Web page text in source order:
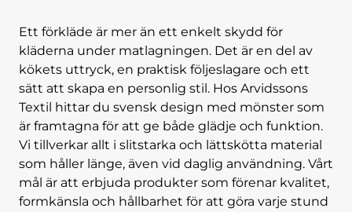
Ett förkläde är mer än ett enkelt skydd för
kläderna under matlagningen. Det är en del av
kökets uttryck, en praktisk följeslagare och ett
sätt att skapa en personlig stil. Hos Arvidssons
Textil hittar du svensk design med mönster som
är framtagna för att ge både glädje och funktion.
Vi tillverkar allt i slitstarka och lättskötta material
som håller länge, även vid daglig användning. Vårt
mål är att erbjuda produkter som förenar kvalitet,
formkänsla och hållbarhet för att göra varje stund